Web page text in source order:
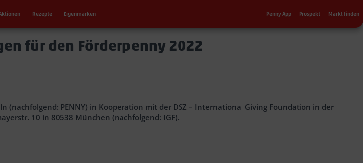
Rezepte Eigenmarken Sekundärnavigation
Penny App Prospekt Markt finden
für den Förderpenny 2022
(nachfolgend: PENNY) in Kooperation mit der DSZ – International Giving Foundation in der
10 in 80538 München (nachfolgend: IGF).